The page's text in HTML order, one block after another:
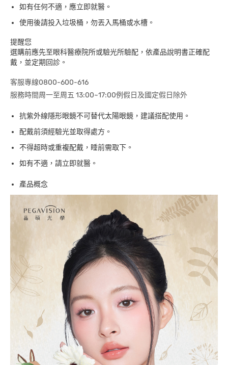
如有任何不適，應立即就醫。
使用後請投入垃圾桶，勿丟入馬桶或水槽。
提醒您
選購前應先至眼科醫療院所或驗光所驗配，依產品說明書正確配
戴，並定期回診。
客服專線0800-600-616
服務時間周一至周五 13:00~17:00例假日及國定假日除外
抗紫外線隱形眼鏡不可替代太陽眼鏡，建議搭配使用。
配戴前須經驗光並取得處方。
不得超時或重複配戴，睡前需取下。
如有不適，請立即就醫。
產品概念